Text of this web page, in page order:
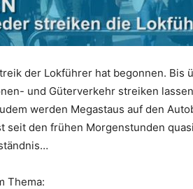
der Lokführer hat begonnen. Bis
und Güterverkehr streiken
werden Megastaus auf den
seit den frühen Morgenstunden
Thema: